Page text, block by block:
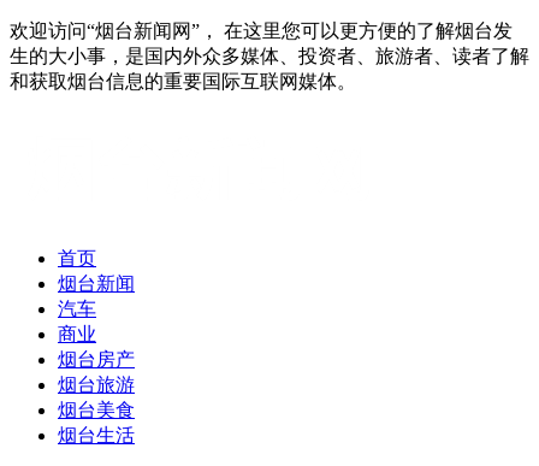
欢迎访问“烟台新闻网”， 在这里您可以更方便的了解烟台发
生的大小事，是国内外众多媒体、投资者、旅游者、读者了解
和获取烟台信息的重要国际互联网媒体。
首页
烟台新闻
汽车
商业
烟台房产
烟台旅游
烟台美食
烟台生活